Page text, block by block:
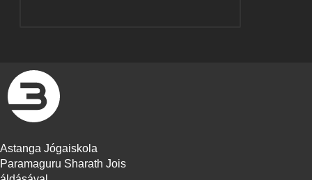
Astanga Jógaiskola
Paramaguru Sharath Jois